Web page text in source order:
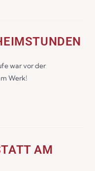
war vor der
Werk!
AM